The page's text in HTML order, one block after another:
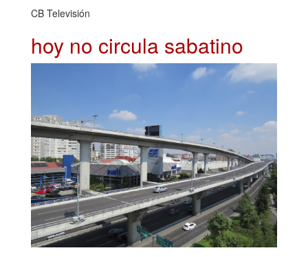
CB Televisión
hoy no circula sabatino